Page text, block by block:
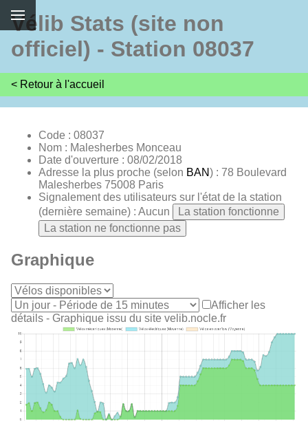
Vélib Stats (site non
officiel) - Station 08037
< Retour à l'accueil
Code : 08037
Nom : Malesherbes Monceau
Date d'ouverture : 08/02/2018
Adresse la plus proche (selon BAN) : 78 Boulevard
Malesherbes 75008 Paris
Signalement des utilisateurs sur l'état de la station
(dernière semaine) : Aucun
La station fonctionne
La station ne fonctionne pas
Graphique
Afficher les
détails - Graphique issu du site velib.nocle.fr